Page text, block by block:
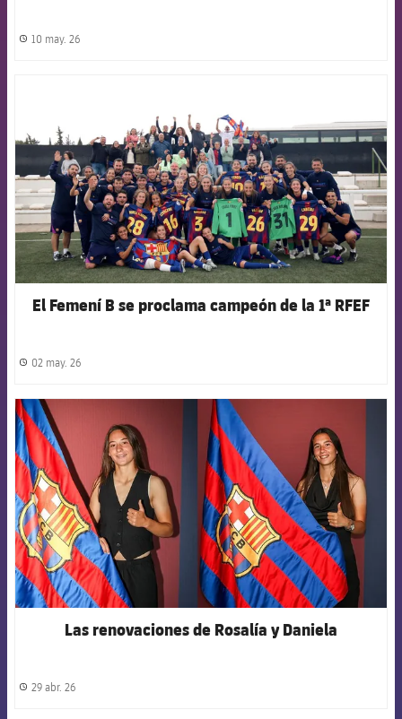
label.share.clock
10 may. 26
El Femení B se proclama campeón de la 1ª RFEF
label.share.clock
02 may. 26
FCB Barcelona badge
Las renovaciones de Rosalía y Daniela
label.share.clock
29 abr. 26